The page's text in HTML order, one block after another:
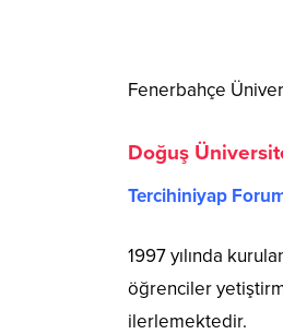
Fenerbahçe
Doğuş
Tercihiniyap
1997 yılında
öğrenciler
ilerlemektedir.